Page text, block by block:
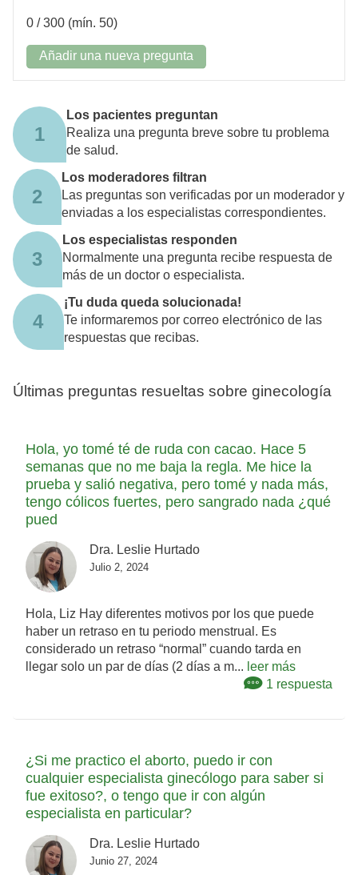
0 / 300 (mín. 50)
Añadir una nueva pregunta
1
Los pacientes preguntan
Realiza una pregunta breve sobre tu problema
de salud.
2
Los moderadores filtran
Las preguntas son verificadas por un moderador y
enviadas a los especialistas correspondientes.
3
Los especialistas responden
Normalmente una pregunta recibe respuesta de
más de un doctor o especialista.
4
¡Tu duda queda solucionada!
Te informaremos por correo electrónico de las
respuestas que recibas.
Últimas preguntas resueltas sobre ginecología
Hola, yo tomé té de ruda con cacao. Hace 5
semanas que no me baja la regla. Me hice la
prueba y salió negativa, pero tomé y nada más,
tengo cólicos fuertes, pero sangrado nada ¿qué
pued
Dra. Leslie Hurtado
Julio 2, 2024
Hola, Liz Hay diferentes motivos por los que puede
haber un retraso en tu periodo menstrual. Es
considerado un retraso “normal” cuando tarda en
llegar solo un par de días (2 días a m... leer más
1 respuesta
¿Si me practico el aborto, puedo ir con
cualquier especialista ginecólogo para saber si
fue exitoso?, o tengo que ir con algún
especialista en particular?
Dra. Leslie Hurtado
Junio 27, 2024